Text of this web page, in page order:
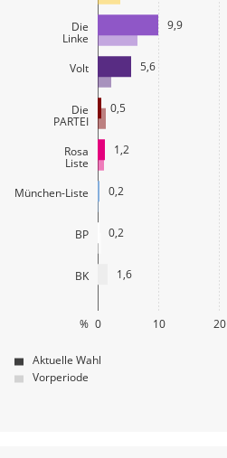
Die
Linke
Volt
Die
PARTEI
Rosa
Liste
München-Liste
BP
BK
0 10 20
%
9,9
5,6
0,5
1,2
0,2
0,2
1,6
Aktuelle Wahl
Vorperiode